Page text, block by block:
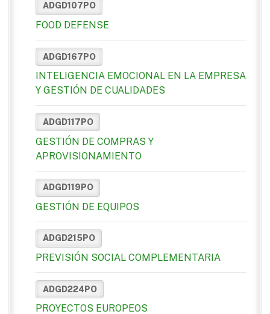
ADGD107PO
FOOD DEFENSE
ADGD167PO
INTELIGENCIA EMOCIONAL EN LA EMPRESA
Y GESTIÓN DE CUALIDADES
ADGD117PO
GESTIÓN DE COMPRAS Y
APROVISIONAMIENTO
ADGD119PO
GESTIÓN DE EQUIPOS
ADGD215PO
PREVISIÓN SOCIAL COMPLEMENTARIA
ADGD224PO
PROYECTOS EUROPEOS